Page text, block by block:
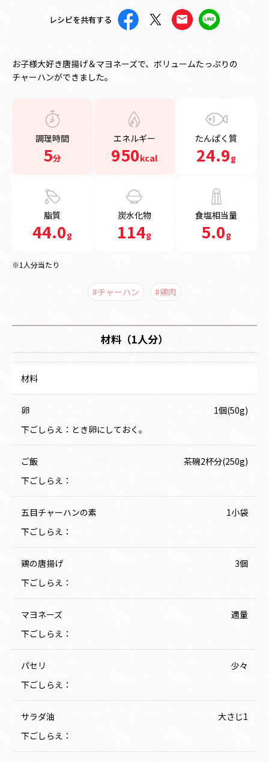
レシピを共有する
お子様大好き唐揚げ＆マヨネーズで、ボリュームたっぷりの
チャーハンができました。
調理時間
5分
エネルギー
950kcal
たんぱく質
24.9g
脂質
44.0g
炭水化物
114g
食塩相当量
5.0g
※1人分当たり
#チャーハン #鶏肉
材料（1人分）
材料
卵
1個(50g)
下ごしらえ：とき卵にしておく。
ご飯
茶碗2杯分(250g)
下ごしらえ：
五目チャーハンの素
1小袋
下ごしらえ：
鶏の唐揚げ
3個
下ごしらえ：
マヨネーズ
適量
下ごしらえ：
パセリ
少々
下ごしらえ：
サラダ油
大さじ1
下ごしらえ：